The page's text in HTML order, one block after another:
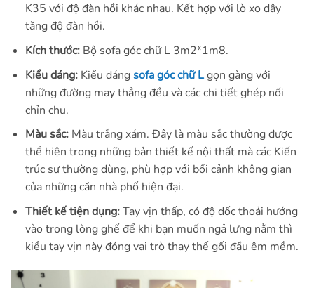
K35 với độ đàn hồi khác nhau. Kết hợp với lò xo dây
tăng độ đàn hồi.
Kích thước:Bộ sofa góc chữ L 3m2*1m8.
Kiểu dáng:Kiểu dángsofa góc chữ Lgọn gàng với
những đường may thẳng đều và các chi tiết ghép nối
chỉn chu.
Màu sắc:Màu trắng xám. Đây là màu sắc thường được
thể hiện trong những bản thiết kế nội thất mà các Kiến
trúc sư thường dùng, phù hợp với bối cảnh không gian
của những căn nhà phố hiện đại.
Thiết kế tiện dụng:Tay vịn thấp, có độ dốc thoải hướng
vào trong lòng ghế để khi bạn muốn ngả lưng nằm thì
kiểu tay vịn này đóng vai trò thay thế gối đầu êm mềm.